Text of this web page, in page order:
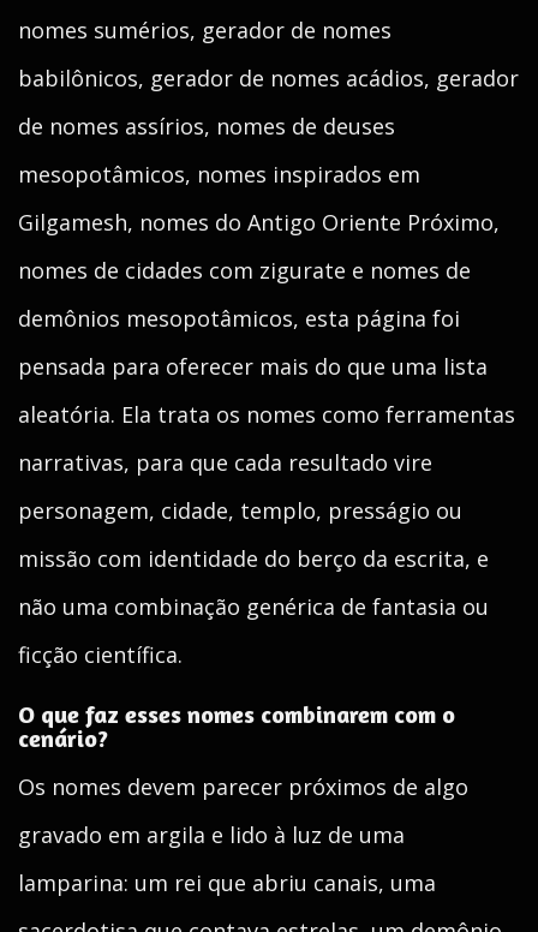
nomes sumérios, gerador de nomes
babilônicos, gerador de nomes acádios, gerador
de nomes assírios, nomes de deuses
mesopotâmicos, nomes inspirados em
Gilgamesh, nomes do Antigo Oriente Próximo,
nomes de cidades com zigurate e nomes de
demônios mesopotâmicos, esta página foi
pensada para oferecer mais do que uma lista
aleatória. Ela trata os nomes como ferramentas
narrativas, para que cada resultado vire
personagem, cidade, templo, presságio ou
missão com identidade do berço da escrita, e
não uma combinação genérica de fantasia ou
ficção científica.
O que faz esses nomes combinarem com o
cenário?
Os nomes devem parecer próximos de algo
gravado em argila e lido à luz de uma
lamparina: um rei que abriu canais, uma